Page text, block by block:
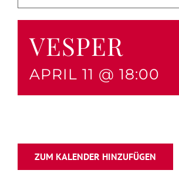
VESPER
APRIL 11 @ 18:00
ZUM KALENDER HINZUFÜGEN